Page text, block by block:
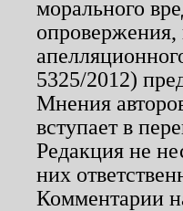
морального
опровержения,
5325/2012)
Мнения
вступает в
Редакция не
них
Комментарии